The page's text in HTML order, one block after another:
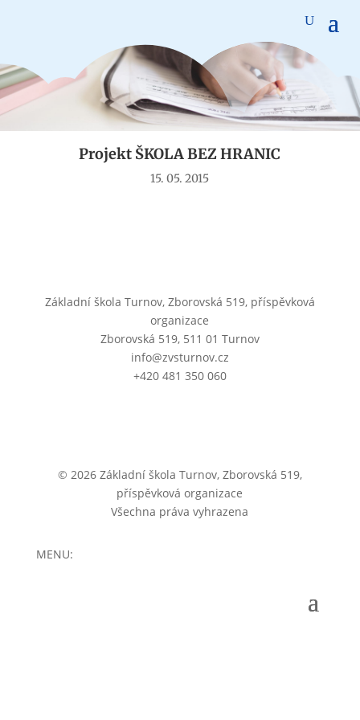
Aktuality
Projekt ŠKOLA BEZ HRANIC
15. 05. 2015
Základní škola Turnov, Zborovská 519, příspěvková
organizace
Zborovská 519, 511 01 Turnov
info@zvsturnov.cz
+420 481 350 060
© 2026 Základní škola Turnov, Zborovská 519,
příspěvková organizace
Všechna práva vyhrazena
MENU: